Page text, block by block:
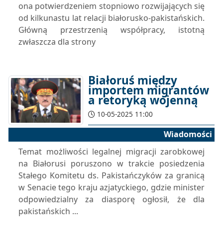
ona potwierdzeniem stopniowo rozwijających się
od kilkunastu lat relacji białorusko-pakistańskich.
Główną przestrzenią współpracy, istotną
zwłaszcza dla strony
Białoruś między
importem migrantów
a retoryką wojenną
10-05-2025 11:00
Wiadomości
Temat możliwości legalnej migracji zarobkowej
na Białorusi poruszono w trakcie posiedzenia
Stałego Komitetu ds. Pakistańczyków za granicą
w Senacie tego kraju azjatyckiego, gdzie minister
odpowiedzialny za diasporę ogłosił, że dla
pakistańskich ...